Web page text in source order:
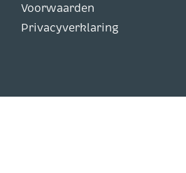
Voorwaarden
Privacyverklaring